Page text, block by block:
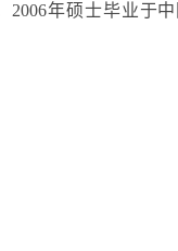
年硕士毕业于